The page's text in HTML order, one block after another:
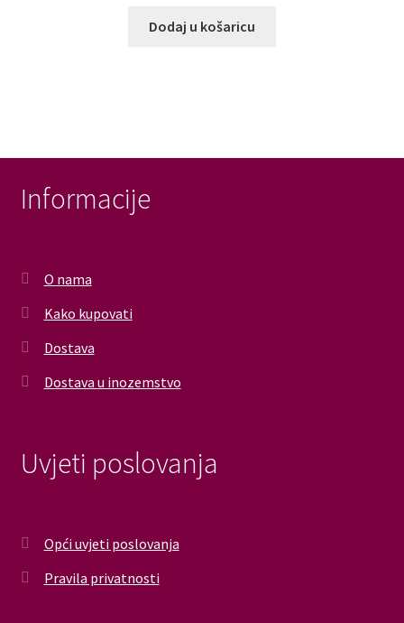
Dodaj u košaricu
Informacije
O nama
Kako kupovati
Dostava
Dostava u inozemstvo
Uvjeti poslovanja
Opći uvjeti poslovanja
Pravila privatnosti